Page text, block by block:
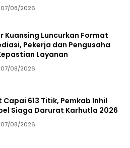
07/08/2026
Kuansing Luncurkan Format
Pekerja dan Pengusaha
Layanan
07/08/2026
613 Titik, Pemkab Inhil
Siaga Darurat Karhutla 2026
07/08/2026